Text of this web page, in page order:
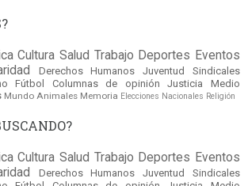
Cultura Salud Trabajo Deportes Eventos
Derechos Humanos Juventud
Sindicales
Fútbol Columnas de opinión Justicia
Medio
Mundo Animales Memoria Elecciones Nacionales Religión
Cultura Salud Trabajo Deportes Eventos
Derechos Humanos Juventud
Sindicales